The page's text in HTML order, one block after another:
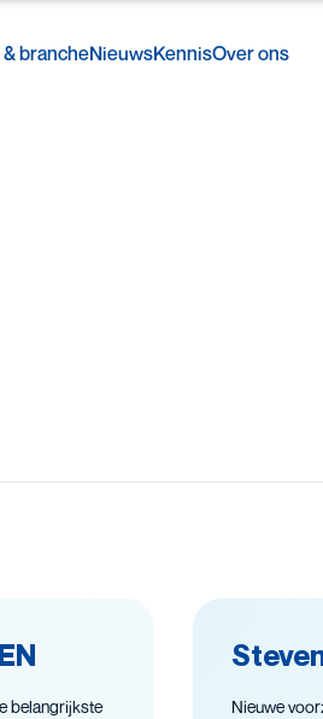
brancheNieuwsKennisOver ons
belangrijkste
Nieuwe